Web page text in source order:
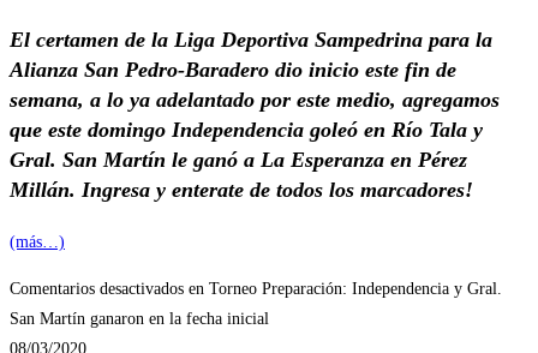
El certamen de la Liga Deportiva Sampedrina para la
Alianza San Pedro-Baradero dio inicio este fin de
semana, a lo ya adelantado por este medio, agregamos
que este domingo Independencia goleó en Río Tala y
Gral. San Martín le ganó a La Esperanza en Pérez
Millán. Ingresa y enterate de todos los marcadores!
(más…)
Comentarios desactivados en Torneo Preparación: Independencia y Gral.
San Martín ganaron en la fecha inicial
08/03/2020